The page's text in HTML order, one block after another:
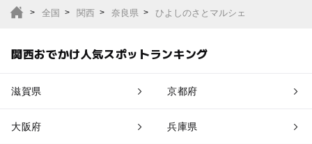
全国 関西 奈良県 ひよしのさとマルシェ
関西おでかけ人気スポットランキング
滋賀県 京都府
大阪府 兵庫県